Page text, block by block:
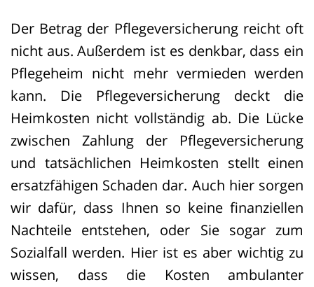
Der Betrag der Pflegeversicherung reicht oft
nicht aus. Außerdem ist es denkbar, dass ein
Pflegeheim nicht mehr vermieden werden
kann. Die Pflegeversicherung deckt die
Heimkosten nicht vollständig ab. Die Lücke
zwischen Zahlung der Pflegeversicherung
und tatsächlichen Heimkosten stellt einen
ersatzfähigen Schaden dar. Auch hier sorgen
wir dafür, dass Ihnen so keine finanziellen
Nachteile entstehen, oder Sie sogar zum
Sozialfall werden. Hier ist es aber wichtig zu
wissen, dass die Kosten ambulanter